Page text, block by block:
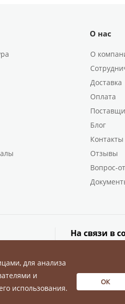
О нас
О
Доставка
Оплата
Блог
Контакты
Отзывы
Вопрос-
На связи в
для анализа
и
использования.
ОК